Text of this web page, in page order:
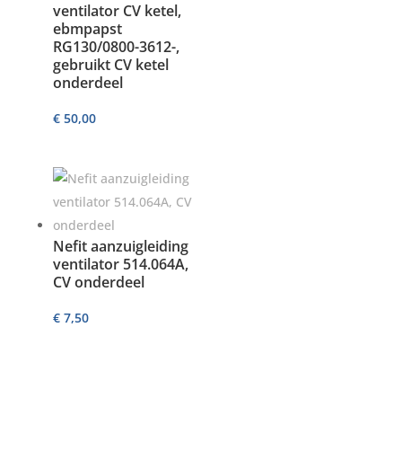
ventilator CV ketel,
ebmpapst
RG130/0800-3612-,
gebruikt CV ketel
onderdeel
€50,00
Nefit aanzuigleiding
ventilator 514.064A,
CV onderdeel
€7,50